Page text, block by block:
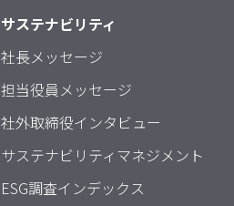
サステナビリティ
社長メッセージ
担当役員メッセージ
社外取締役インタビュー
サステナビリティマネジメント
ESG調査インデックス